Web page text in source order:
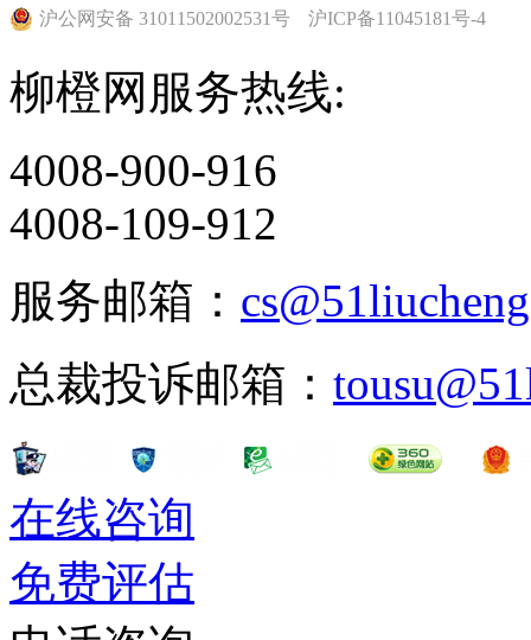
沪公网安备 31011502002531号 沪ICP备11045181号-4
柳橙网服务热线:
4008-900-916
4008-109-912
服务邮箱：
总裁投诉邮箱：
在线咨询
免费评估